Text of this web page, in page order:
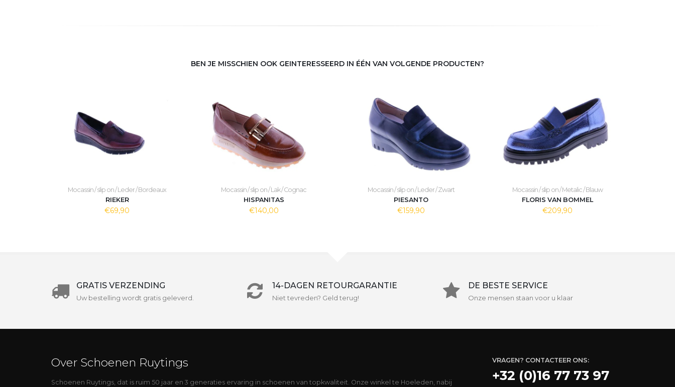
BEN JE MISSCHIEN OOK GEINTERESSEERD IN ÉÉN VAN VOLGENDE PRODUCTEN?
Mocassin / slip on / Leder / Bordeaux
RIEKER
€69,90
Mocassin / slip on / Lak / Cognac
HISPANITAS
€140,00
Mocassin / slip on / Leder / Zwart
PIESANTO
€159,90
Mocassin / slip on / Metalic / Blauw
FLORIS VAN BOMMEL
€209,90
GRATIS VERZENDING
Uw bestelling wordt gratis geleverd.
14-DAGEN RETOURGARANTIE
Niet tevreden? Geld terug!
DE BESTE SERVICE
Onze mensen staan voor u klaar
Over Schoenen Ruytings
Schoenen Ruytings, dat is ruim 50 jaar en 3 generaties ervaring in schoenen van topkwaliteit. Onze winkel te Hoeleden, nabij
VRAGEN? CONTACTEER ONS:
+32 (0)16 77 73 97